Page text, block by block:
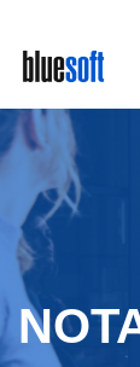
main
content